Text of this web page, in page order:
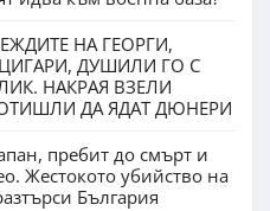
НА ГЕОРГИ,
ДУШИЛИ ГО С
НАКРАЯ ВЗЕЛИ
ДА ЯДАТ ДЮНЕРИ
пребит до смърт и
Жестокото убийство на
България